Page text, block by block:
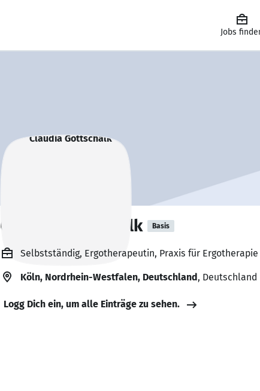
Jobs
Claudia Gottschalk Basis
Selbstständig, Ergotherapeutin, Praxis für
Köln, Nordrhein-Westfalen, Deutschland, Deutschland
Logg Dich ein, um alle Einträge zu sehen.